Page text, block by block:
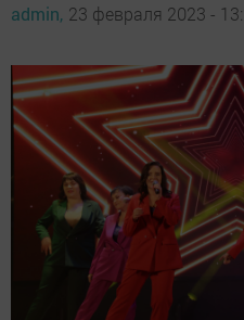
admin, 23 февраля 2023 -